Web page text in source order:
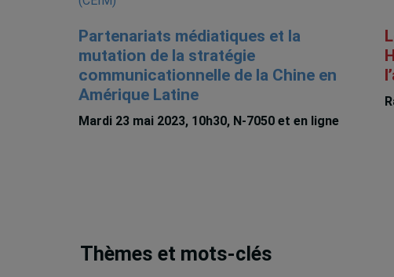
Partenariats médiatiques et la
mutation de la stratégie
communicationnelle de la Chine en
Amérique Latine
Mardi 23 mai 2023, 10h30, N-7050 et en ligne
Thèmes et mots-clés